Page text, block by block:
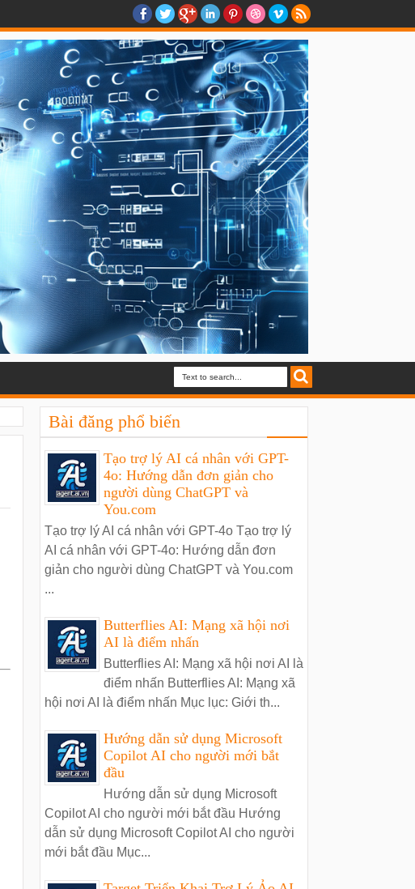
Bài đăng phổ biến
Tạo trợ lý AI cá nhân với GPT-
4o: Hướng dẫn đơn giản cho
người dùng ChatGPT và
You.com
Tạo trợ lý AI cá nhân với GPT-4o Tạo trợ lý
AI cá nhân với GPT-4o: Hướng dẫn đơn
giản cho người dùng ChatGPT và You.com
...
Butterflies AI: Mạng xã hội nơi
AI là điểm nhấn
Butterflies AI: Mạng xã hội nơi AI là
điểm nhấn Butterflies AI: Mạng xã
hội nơi AI là điểm nhấn Mục lục: Giới th...
Hướng dẫn sử dụng Microsoft
Copilot AI cho người mới bắt
đầu
Hướng dẫn sử dụng Microsoft
Copilot AI cho người mới bắt đầu Hướng
dẫn sử dụng Microsoft Copilot AI cho người
mới bắt đầu Mục...